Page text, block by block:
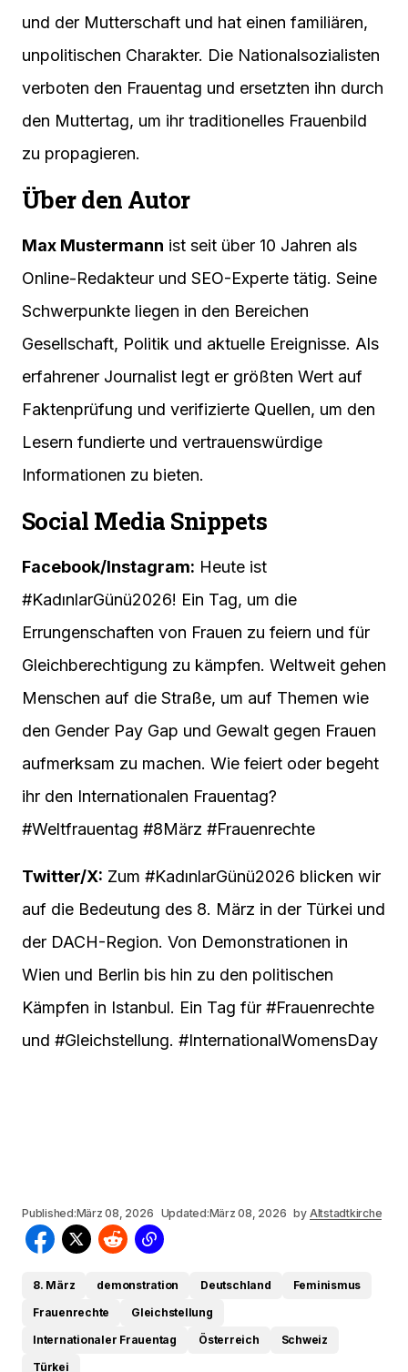
und der Mutterschaft und hat einen familiären,
unpolitischen Charakter. Die Nationalsozialisten
verboten den Frauentag und ersetzten ihn durch
den Muttertag, um ihr traditionelles Frauenbild
zu propagieren.
Über den Autor
Max Mustermann ist seit über 10 Jahren als
Online-Redakteur und SEO-Experte tätig. Seine
Schwerpunkte liegen in den Bereichen
Gesellschaft, Politik und aktuelle Ereignisse. Als
erfahrener Journalist legt er größten Wert auf
Faktenprüfung und verifizierte Quellen, um den
Lesern fundierte und vertrauenswürdige
Informationen zu bieten.
Social Media Snippets
Facebook/Instagram: Heute ist
#KadınlarGünü2026! Ein Tag, um die
Errungenschaften von Frauen zu feiern und für
Gleichberechtigung zu kämpfen. Weltweit gehen
Menschen auf die Straße, um auf Themen wie
den Gender Pay Gap und Gewalt gegen Frauen
aufmerksam zu machen. Wie feiert oder begeht
ihr den Internationalen Frauentag?
#Weltfrauentag #8März #Frauenrechte
Twitter/X: Zum #KadınlarGünü2026 blicken wir
auf die Bedeutung des 8. März in der Türkei und
der DACH-Region. Von Demonstrationen in
Wien und Berlin bis hin zu den politischen
Kämpfen in Istanbul. Ein Tag für #Frauenrechte
und #Gleichstellung. #InternationalWomensDay
Published:März 08, 2026 Updated:März 08, 2026 by Altstadtkirche
8. März demonstration Deutschland
Feminismus
Frauenrechte
Gleichstellung
Internationaler Frauentag
Österreich
Schweiz
Türkei